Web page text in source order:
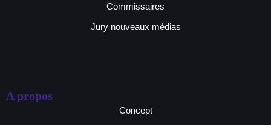
Commissaires
Jury nouveaux médias
A propos
Concept